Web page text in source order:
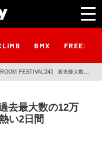
BMX
FESTIVAL’24】 過去最大数の
去最大数の12万
い2日間